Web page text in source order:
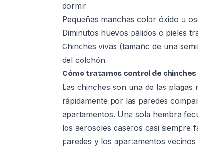
dormir
Pequeñas manchas color óxido u
Diminutos huevos pálidos o pieles
Chinches vivas (tamaño de una
del colchón
Cómo tratamos control de chinches
Las chinches son una de las
rápidamente por las paredes
apartamentos. Una sola hembra
los aerosoles caseros casi siempre
paredes y los apartamentos